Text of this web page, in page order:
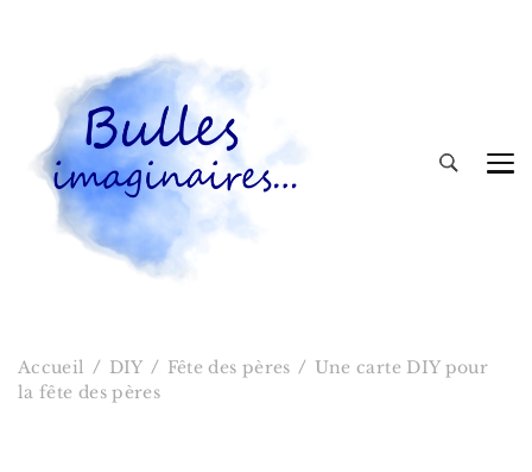
Accueil DIY Fête des pères
Une carte DIY pour
la fête des pères